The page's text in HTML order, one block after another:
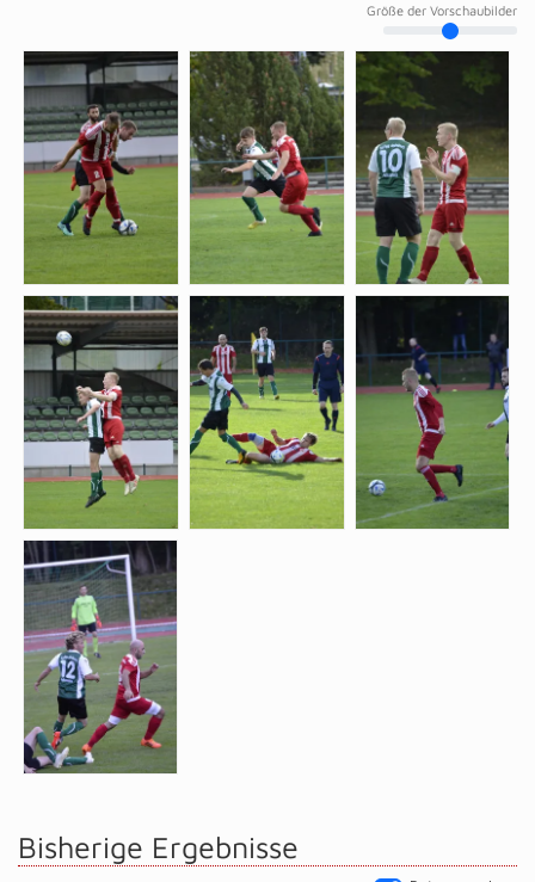
Größe der Vorschaubilder
Bisherige Ergebnisse